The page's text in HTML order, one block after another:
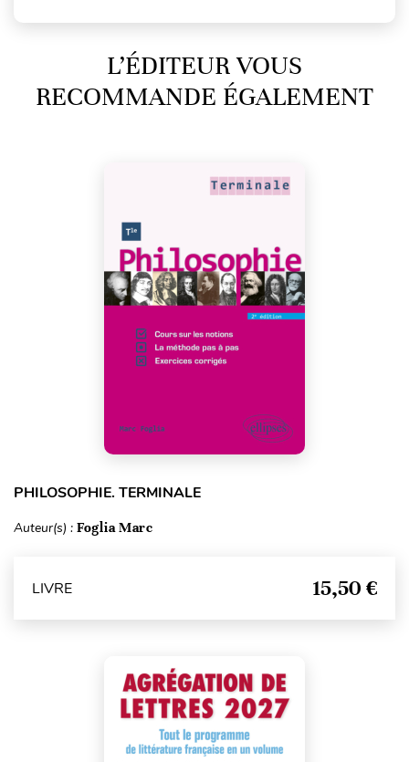
L’ÉDITEUR VOUS
RECOMMANDE ÉGALEMENT
PHILOSOPHIE. TERMINALE
Auteur(s) : Foglia Marc
LIVRE 15,50 €